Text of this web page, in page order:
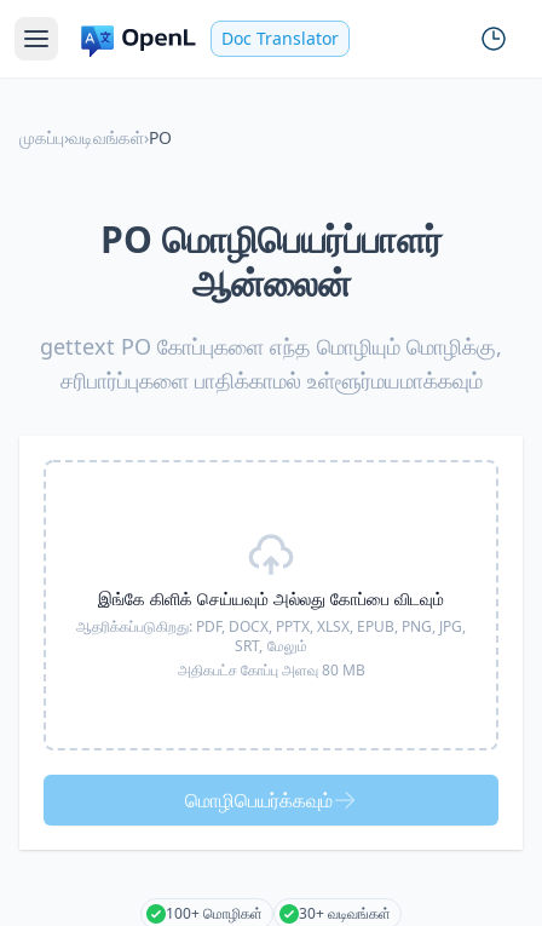
Doc Translator
முகப்பு›வடிவங்கள்›PO
PO மொழிபெயர்ப்பாளர்
ஆன்லைன்
gettext PO கோப்புகளை எந்த மொழியும் மொழிக்கு,
சரிபார்ப்புகளை பாதிக்காமல் உள்ளூர்மயமாக்கவும்
இங்கே கிளிக் செய்யவும் அல்லது கோப்பை விடவும்
ஆதரிக்கப்படுகிறது: PDF, DOCX, PPTX, XLSX, EPUB, PNG, JPG,
SRT, மேலும்
அதிகபட்ச கோப்பு அளவு 80 MB
மொழிபெயர்க்கவும்
100+ மொழிகள்
30+ வடிவங்கள்